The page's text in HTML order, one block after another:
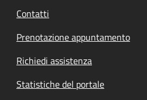
Contatti
Prenotazione appuntamento
Richiedi assistenza
Statistiche del portale